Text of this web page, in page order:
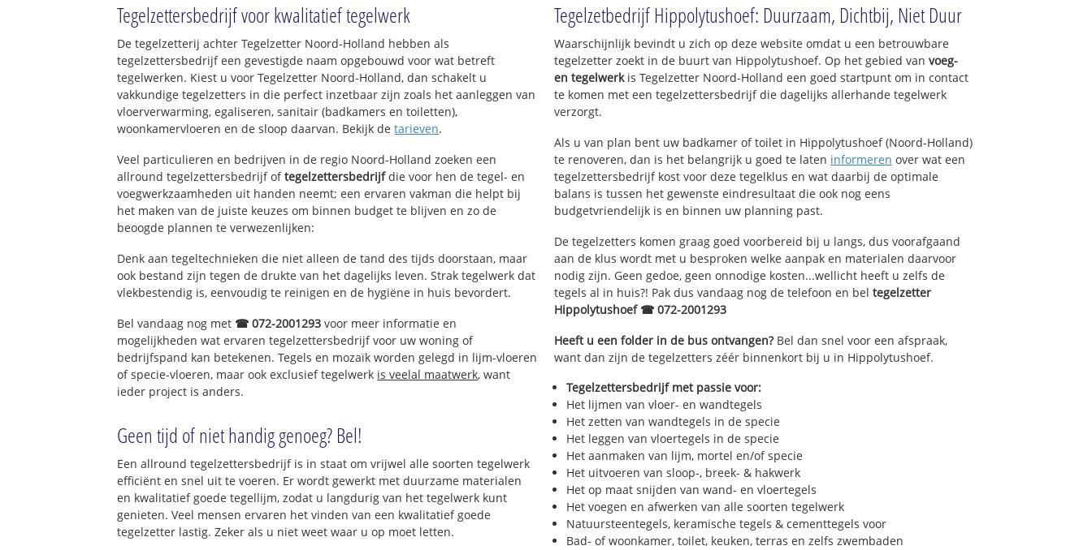
Den Oever
Oosterland
Westerland
De Haukes
Stroe
Oosterklief en Westerklief
Tegelzettersbedrijf voor kwalitatief tegelwerk
De tegelzetterij achter Tegelzetter Noord-Holland hebben als
tegelzettersbedrijf een gevestigde naam opgebouwd voor wat betreft
tegelwerken. Kiest u voor Tegelzetter Noord-Holland, dan schakelt u
vakkundige tegelzetters in die perfect inzetbaar zijn zoals het aanleggen van
vloerverwarming, egaliseren, sanitair (badkamers en toiletten),
woonkamervloeren en de sloop daarvan. Bekijk detarieven.
Veel particulieren en bedrijven in de regio Noord-Holland zoeken een
allround tegelzettersbedrijf oftegelzettersbedrijfdie voor hen de tegel- en
voegwerkzaamheden uit handen neemt; een ervaren vakman die helpt bij
het maken van de juiste keuzes om binnen budget te blijven en zo de
beoogde plannen te verwezenlijken:
Denk aan tegeltechnieken die niet alleen de tand des tijds doorstaan, maar
ook bestand zijn tegen de drukte van het dagelijks leven. Strak tegelwerk dat
vlekbestendig is, eenvoudig te reinigen en de hygiëne in huis bevordert.
Bel vandaag nog met ☎ 072-2001293 voor meer informatie en
mogelijkheden wat ervaren tegelzettersbedrijf voor uw woning of
bedrijfspand kan betekenen. Tegels en mozaïk worden gelegd in lijm-vloeren
of specie-vloeren, maar ook exclusief tegelwerk is veelal maatwerk, want
ieder project is anders.
Geen tijd of niet handig genoeg? Bel!
Een allround tegelzettersbedrijf is in staat om vrijwel alle soorten tegelwerk
efficiënt en snel uit te voeren. Er wordt gewerkt met duurzame materialen
en kwalitatief goede tegellijm, zodat u langdurig van het tegelwerk kunt
genieten. Veel mensen ervaren het vinden van een kwalitatief goede
tegelzetter lastig. Zeker als u niet weet waar u op moet letten.
Tegelzetbedrijf Hippolytushoef: Duurzaam, Dichtbij, Niet Duur
Waarschijnlijk bevindt u zich op deze website omdat u een betrouwbare
tegelzetter zoekt in de buurt van Hippolytushoef. Op het gebied van voeg-
en tegelwerkis Tegelzetter Noord-Holland een goed startpunt om in contact
te komen met een tegelzettersbedrijf die dagelijks allerhande tegelwerk
verzorgt.
Als u van plan bent uw badkamer of toilet in Hippolytushoef (Noord-Holland)
te renoveren, dan is het belangrijk u goed te laten informeren over wat een
tegelzettersbedrijf kost voor deze tegelklus en wat daarbij de optimale
balans is tussen het gewenste eindresultaat die ook nog eens
budgetvriendelijk is en binnen uw planning past.
De tegelzetters komen graag goed voorbereid bij u langs, dus voorafgaand
aan de klus wordt met u besproken welke aanpak en materialen daarvoor
nodig zijn. Geen gedoe, geen onnodige kosten...wellicht heeft u zelfs de
tegels al in huis?! Pak dus vandaag nog de telefoon en bel tegelzetter
Hippolytushoef ☎ 072-2001293
Heeft u een folder in de bus ontvangen?Bel dan snel voor een afspraak,
want dan zijn de tegelzetters zéér binnenkort bij u in Hippolytushoef.
Tegelzettersbedrijf met passie voor:
Het lijmen van vloer- en wandtegels
Het zetten van wandtegels in de specie
Het leggen van vloertegels in de specie
Het aanmaken van lijm, mortel en/of specie
Het uitvoeren van sloop-, breek- & hakwerk
Het op maat snijden van wand- en vloertegels
Het voegen en afwerken van alle soorten tegelwerk
Natuursteentegels, keramische tegels & cementtegels voor
Bad- of woonkamer, toilet, keuken, terras en zelfs zwembaden